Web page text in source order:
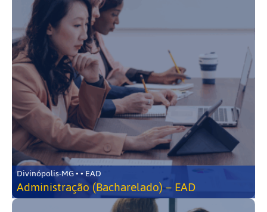
Divinópolis-MG • • EAD
Administração (Bacharelado) – EAD